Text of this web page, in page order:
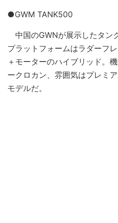
●GWM TANK500
中国のGWNが展示したタン
プラットフォームはラダーフ
＋モーターのハイブリッド。
ークロカン、雰囲気はプレミ
モデルだ。